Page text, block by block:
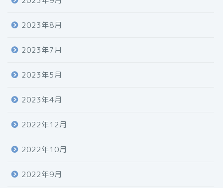
2023年8月
2023年7月
2023年5月
2023年4月
2022年12月
2022年10月
2022年9月